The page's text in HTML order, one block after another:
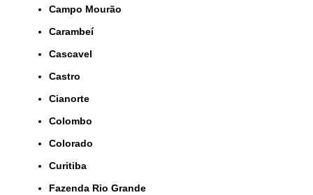
Campo Mourão
Carambeí
Cascavel
Castro
Cianorte
Colombo
Colorado
Curitiba
Fazenda Rio Grande